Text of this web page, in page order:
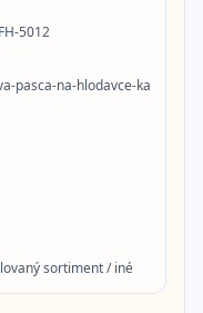
5012
pasca-na-hlodavce-ka
sortiment / iné